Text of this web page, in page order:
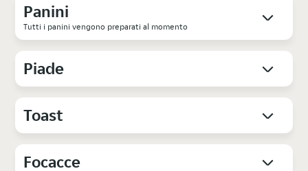
Panini
Tutti i panini vengono preparati al momento
Piade
Toast
Focacce